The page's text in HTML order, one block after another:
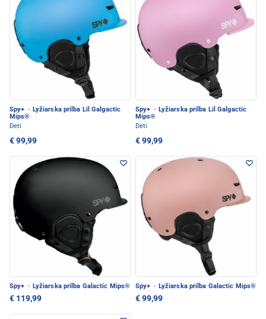
Spy+ · Lyžiarska prilba Lil Galgactic
Mips®
Deti
€ 99,99
Spy+ · Lyžiarska prilba Lil Galgactic
Mips®
Deti
€ 99,99
Spy+ · Lyžiarska prilba Galactic Mips®
€ 119,99
Spy+ · Lyžiarska prilba Galactic Mips®
€ 99,99